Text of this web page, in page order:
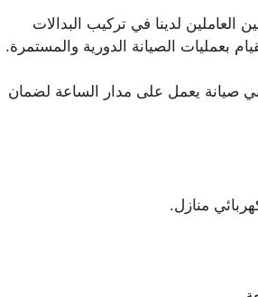
العاملين لدينا في تركيب البدالات
بعمليات الصيانة الدورية والمستمرة.
صيانة يعمل على مدار الساعة لضمان
منازل.